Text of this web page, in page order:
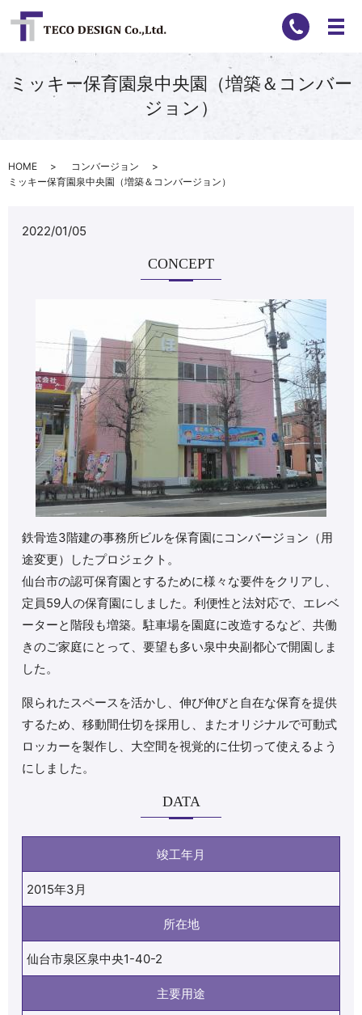
ミッキー保育園泉中央園（増築＆コンバー
ジョン）
HOME
コンバージョン
ミッキー保育園泉中央園（増築＆コンバージョン）
2022/01/05
CONCEPT
鉄骨造3階建の事務所ビルを保育園にコンバージョン（用
途変更）したプロジェクト。
仙台市の認可保育園とするために様々な要件をクリアし、
定員59人の保育園にしました。利便性と法対応で、エレベ
ーターと階段も増築。駐車場を園庭に改造するなど、共働
きのご家庭にとって、要望も多い泉中央副都心で開園しま
した。
限られたスペースを活かし、伸び伸びと自在な保育を提供
するため、移動間仕切を採用し、またオリジナルで可動式
ロッカーを製作し、大空間を視覚的に仕切って使えるよう
にしました。
DATA
竣工年月
2015年3月
所在地
仙台市泉区泉中央1-40-2
主要用途